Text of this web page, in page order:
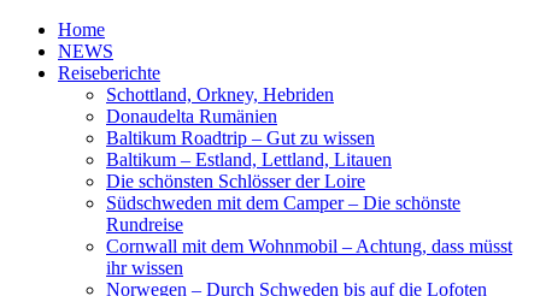
Home
NEWS
Reiseberichte
Schottland, Orkney, Hebriden
Donaudelta Rumänien
Baltikum Roadtrip – Gut zu wissen
Baltikum – Estland, Lettland, Litauen
Die schönsten Schlösser der Loire
Südschweden mit dem Camper – Die schönste
Rundreise
Cornwall mit dem Wohnmobil – Achtung, dass müsst
ihr wissen
Norwegen – Durch Schweden bis auf die Lofoten